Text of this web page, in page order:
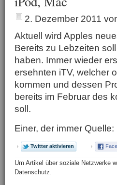
2. Dezember 2011
Aktuell wird Apples
Bereits zu Lebzeiten
haben. Immer wieder
ersehnten iTV, welcher
kommen und dessen
bereits im Februar des
soll.
Einer, der immer
Twitter aktivieren
Um Artikel über soziale Netzwerke
Datenschutz.